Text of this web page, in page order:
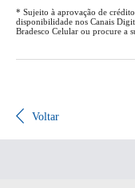
* Sujeito à aprovação de
disponibilidade nos Canais
Bradesco Celular ou procure a
Voltar